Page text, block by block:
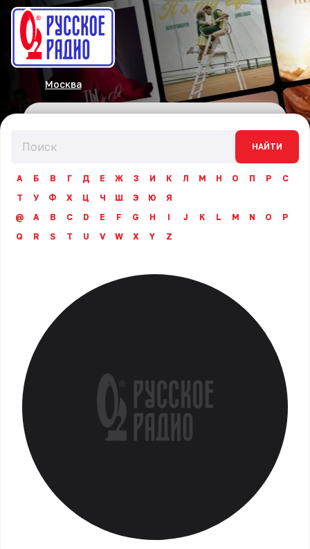
Москва
НАЙТИ
А Б В Г Д Е Ж З И К Л М Н О П Р
С
Т
У Ф Х Ц Ч Ш Э Ю
Я
@
A B C D E F G H I J K L M N O
P
Q
R S T U V W X Y Z